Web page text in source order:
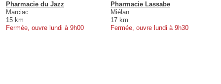
Pharmacie du Jazz
Marciac
15 km
Fermée, ouvre lundi à 9h00
Pharmacie Lassabe
Miélan
17 km
Fermée, ouvre lundi à 9h30